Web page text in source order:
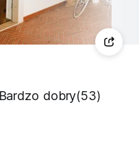
Bardzo dobry(53)